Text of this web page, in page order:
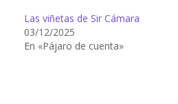
Las viñetas de Sir Cámara
03/12/2025
En «Pájaro de cuenta»